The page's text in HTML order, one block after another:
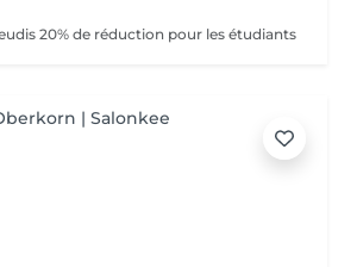
20% de réduction pour les étudiants